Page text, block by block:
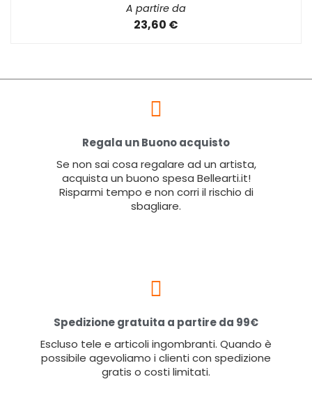
A partire da
23,60 €
Regala un Buono acquisto
Se non sai cosa regalare ad un artista,
acquista un buono spesa Bellearti.it!
Risparmi tempo e non corri il rischio di
sbagliare.
Spedizione gratuita a partire da 99€
Escluso tele e articoli ingombranti. Quando è
possibile agevoliamo i clienti con spedizione
gratis o costi limitati.